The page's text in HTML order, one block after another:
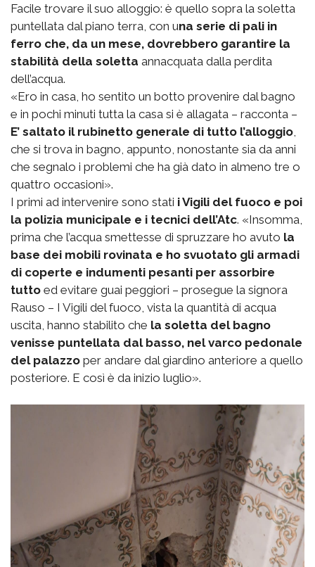
Facile trovare il suo alloggio: è quello sopra la soletta
puntellata dal piano terra, con una serie di pali in
ferro che, da un mese, dovrebbero garantire la
stabilità della soletta annacquata dalla perdita
dell’acqua.
«Ero in casa, ho sentito un botto provenire dal bagno
e in pochi minuti tutta la casa si è allagata – racconta –
E’ saltato il rubinetto generale di tutto l’alloggio
che si trova in bagno, appunto, nonostante sia da anni
che segnalo i problemi che ha già dato in almeno tre o
quattro occasioni».
I primi ad intervenire sono stati i Vigili del fuoco e poi
la polizia municipale e i tecnici dell’Atc. «Insomma,
prima che l’acqua smettesse di spruzzare ho avuto la
base dei mobili rovinata e ho svuotato gli armadi
di coperte e indumenti pesanti per assorbire
tutto ed evitare guai peggiori – prosegue la signora
Rauso – I Vigili del fuoco, vista la quantità di acqua
uscita, hanno stabilito che la soletta del bagno
venisse puntellata dal basso, nel varco pedonale
del palazzo per andare dal giardino anteriore a quello
posteriore. E così è da inizio luglio».